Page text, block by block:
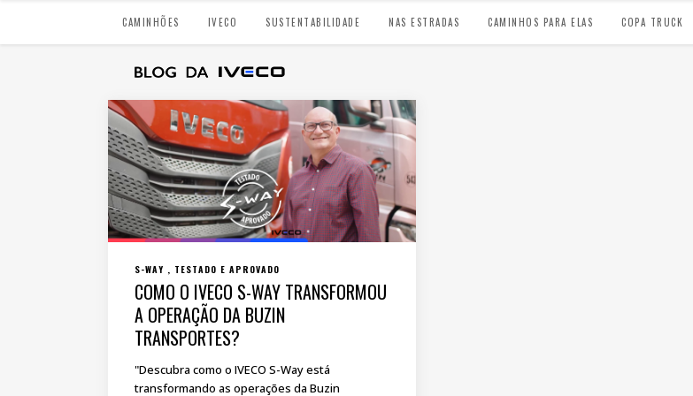
CAMINHÕES IVECO SUSTENTABILIDADE NAS ESTRADAS CAMINHOS PARA ELAS COPA TRUCK
S-WAY TESTADO E APROVADO
COMO O IVECO S-WAY TRANSFORMOU
A OPERAÇÃO DA BUZIN
TRANSPORTES?
"Descubra como o IVECO S-Way está
transformando as operações da Buzin